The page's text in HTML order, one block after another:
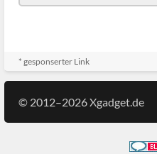
* gesponserter Link
© 2012–2026 Xgadget.de